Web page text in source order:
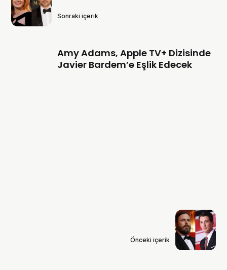
Sonraki içerik
Amy Adams, Apple TV+ Dizisinde
Javier Bardem’e Eşlik Edecek
Önceki içerik